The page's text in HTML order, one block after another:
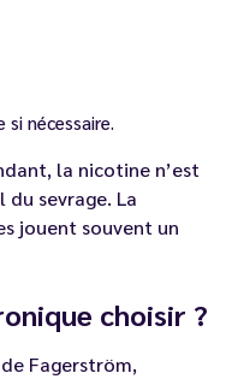
nécessaire.
la nicotine n’est
sevrage. La
jouent souvent un
choisir ?
Fagerström,